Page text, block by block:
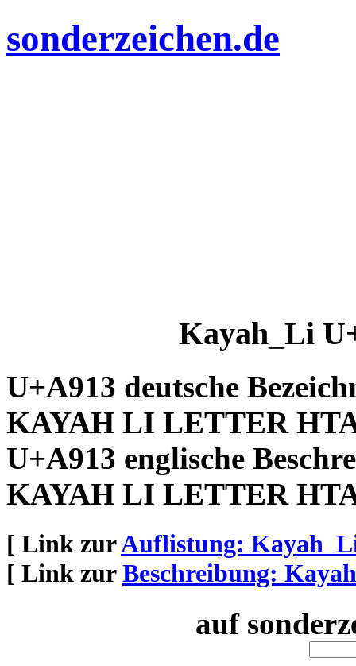
sonderzeichen.de
Kayah_Li
U+A913 deutsche
KAYAH LI LETTER
U+A913 englische
KAYAH LI LETTER
[ Link zurAuflistung:
[ Link zurBeschreibung:
auf